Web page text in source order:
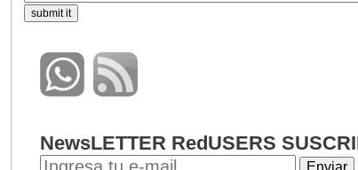
NewsLETTER RedUSERS